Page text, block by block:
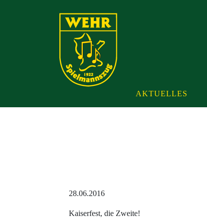
AKTUELLES
28.06.2016
Kaiserfest, die Zweite!